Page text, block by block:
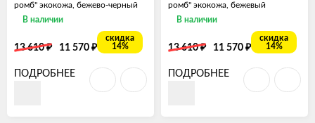
ромб" экокожа, бежево-черный
В наличии
13 610₽ 11 570 ₽
скидка
14%
ПОДРОБНЕЕ
ромб" экокожа, бежевый
В наличии
13 610₽ 11 570 ₽
скидка
14%
ПОДРОБНЕЕ